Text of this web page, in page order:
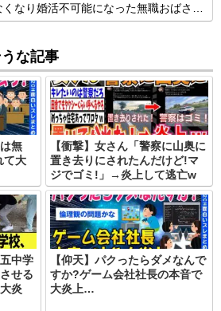
活不可能になった無職おばさんの悲惨な末路ww
な記事
無
て大
【衝撃】女さん「警察に山奥に
置き去りにされたんだけど!マ
ジでゴミ!」→炎上して逃亡w
中学
せる
炎
【仰天】パクったらダメなんで
すか?ゲーム会社社長の本音で
大炎上…